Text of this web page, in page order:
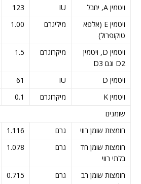
ויטמין A, יחבל IU
123
ויטמין E (אלפא
טוקופרול)
מיליגרם 1.00
ויטמין D, ויטמין
D2 וגם D3
מיקרוגרם 1.5
ויטמין D IU
61
ויטמין K
מיקרוגרם 0.1
שומנים
חומצות שומן רווי
גרם 1.116
חומצות שומן חד
בלתי רווי
גרם 1.078
חומצות שומן רב
גרם 0.715